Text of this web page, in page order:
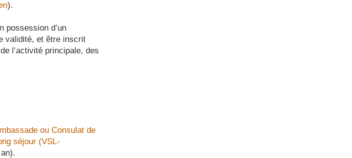
).
possession d’un
validité, et être inscrit
l’activité principale, des
ou Consulat de
séjour (VSL-